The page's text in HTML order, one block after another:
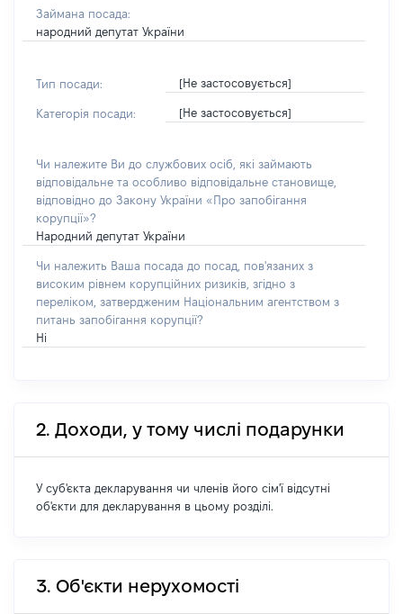
Займана посада:
народний депутат України
Тип посади: [Не застосовується]
Категорія посади: [Не застосовується]
Чи належите Ви до службових осіб, які займають
відповідальне та особливо відповідальне становище,
відповідно до Закону України «Про запобігання
корупції»?
Народний депутат України
Чи належить Ваша посада до посад, пов'язаних з
високим рівнем корупційних ризиків, згідно з
переліком, затвердженим Національним агентством з
питань запобігання корупції?
Ні
2. Доходи, у тому числі подарунки
У суб'єкта декларування чи членів його сім'ї відсутні
об'єкти для декларування в цьому розділі.
3. Об'єкти нерухомості